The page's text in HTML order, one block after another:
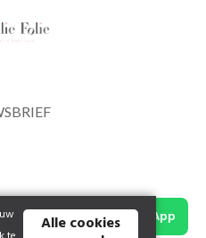
WhatsApp
Alle cookies